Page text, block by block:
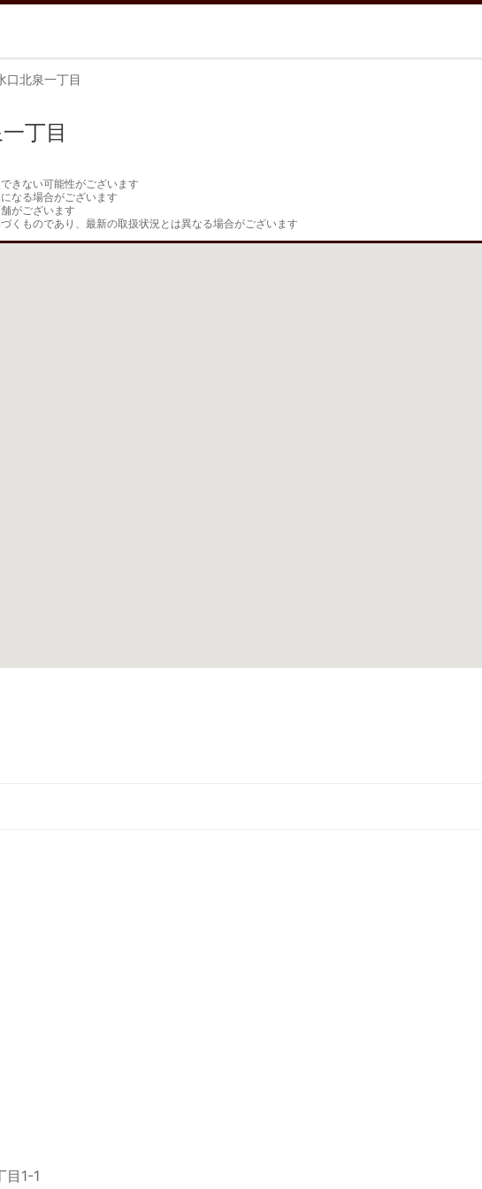
口北泉一丁目
丁目
きない可能性がございます
なる場合がございます
がございます
くものであり、最新の取扱状況とは異なる場合がございます
目1-1